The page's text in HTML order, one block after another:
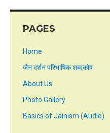
PAGES
Home
जैन दर्शन परिभाषिक शब्दकोष
About Us
Photo Gallery
Basics of Jainism (Audio)